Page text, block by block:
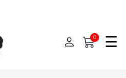
0 ☰